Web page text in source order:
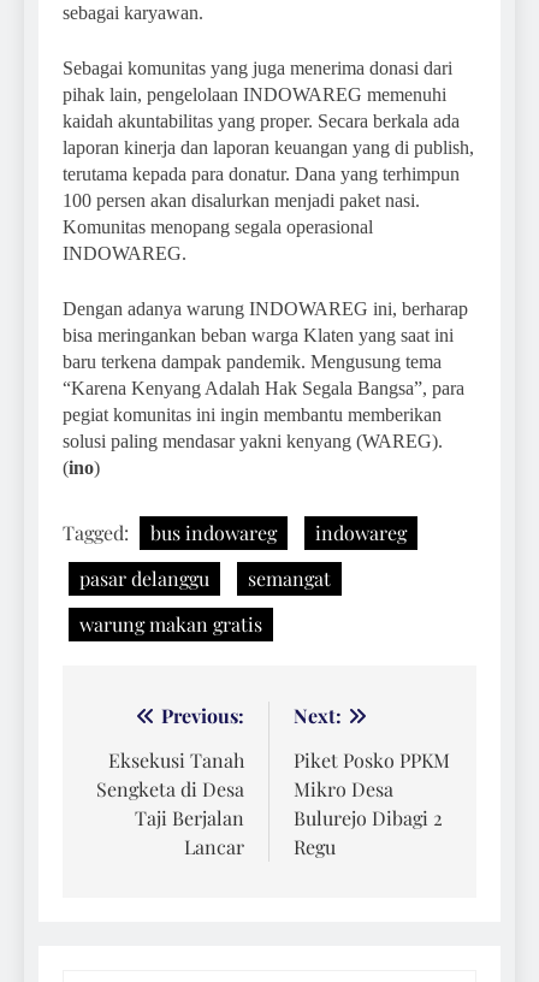
sebagai karyawan.
Sebagai komunitas yang juga menerima donasi dari
pihak lain, pengelolaan INDOWAREG memenuhi
kaidah akuntabilitas yang proper. Secara berkala ada
laporan kinerja dan laporan keuangan yang di publish,
terutama kepada para donatur. Dana yang terhimpun
100 persen akan disalurkan menjadi paket nasi.
Komunitas menopang segala operasional
INDOWAREG.
Dengan adanya warung INDOWAREG ini, berharap
bisa meringankan beban warga Klaten yang saat ini
baru terkena dampak pandemik. Mengusung tema
“Karena Kenyang Adalah Hak Segala Bangsa”, para
pegiat komunitas ini ingin membantu memberikan
solusi paling mendasar yakni kenyang (WAREG).
(ino)
Tagged: bus indowareg
indowareg
pasar delanggu
semangat
warung makan gratis
Navigasi
pos
Previous:
Eksekusi Tanah
Sengketa di Desa
Taji Berjalan
Lancar
Next:
Piket Posko PPKM
Mikro Desa
Bulurejo Dibagi 2
Regu